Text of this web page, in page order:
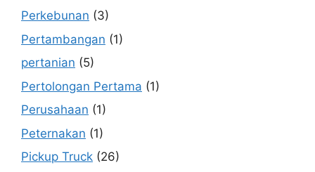
Perkebunan (3)
Pertambangan (1)
pertanian (5)
Pertolongan Pertama (1)
Perusahaan (1)
Peternakan (1)
Pickup Truck (26)